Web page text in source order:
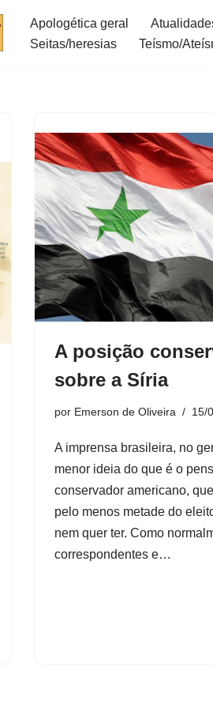
Apologética geral
Seitas/heresias
Teísmo/
A posição
sobre a Síria
por Emerson de Oliveira 15/
A imprensa brasileira, no
menor ideia do que é o
conservador americano,
pelo menos metade do
nem quer ter. Como
correspondentes e…